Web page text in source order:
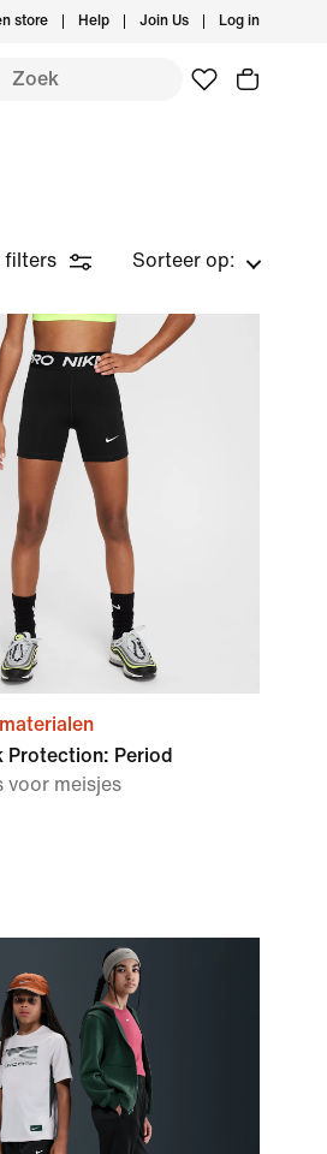
store Help Join Us Log in
filters Sorteer op:
Protection: Period
voor meisjes